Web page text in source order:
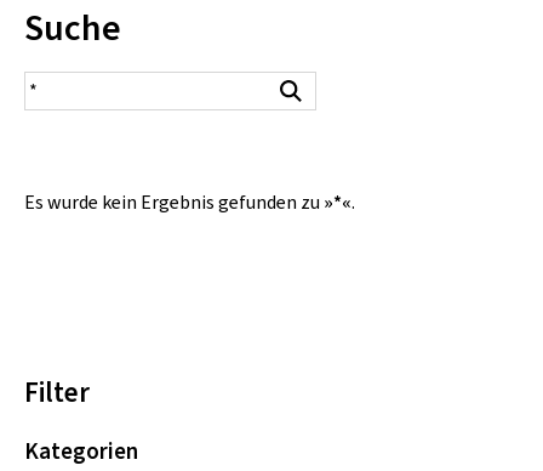
Inhalt:
Suche
Suchergebnis
Es wurde kein Ergebnis gefunden zu »*«.
Filter
Kategorien